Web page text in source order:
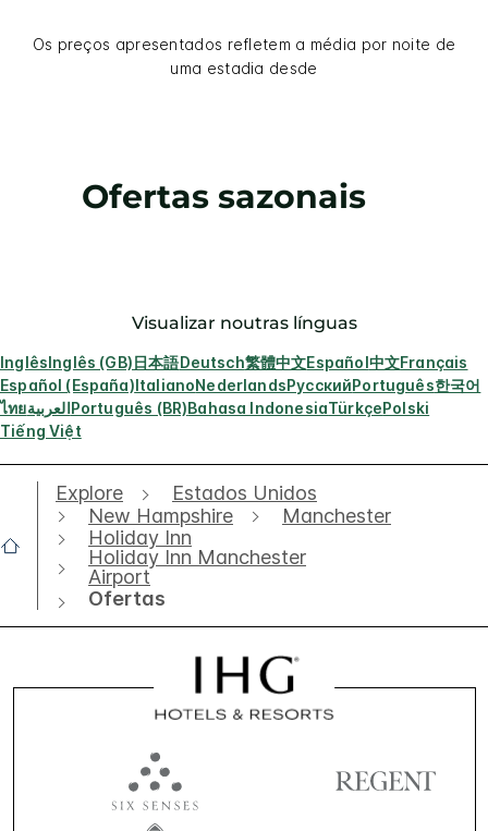
Os preços apresentados refletem a média por noite de
uma estadia desde
Ofertas sazonais
Visualizar noutras línguas
InglêsInglês (GB)日本語Deutsch繁體中文Español中文Français
Español (España)ItalianoNederlandsРусскийPortuguês한국어
ไทยالعربيةPortuguês (BR)Bahasa IndonesiaTürkçePolski
Tiếng Việt
Explore
Estados Unidos
New Hampshire
Manchester
Holiday Inn
Holiday Inn Manchester
Airport
Ofertas